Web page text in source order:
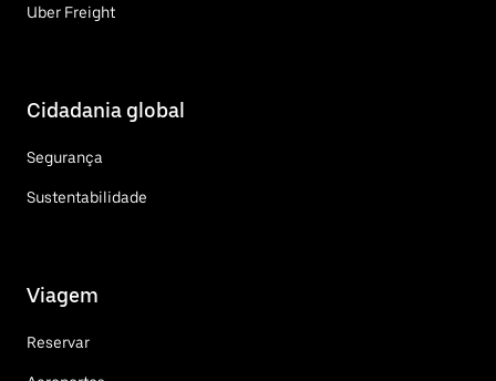
Uber Freight
Cidadania global
Segurança
Sustentabilidade
Viagem
Reservar